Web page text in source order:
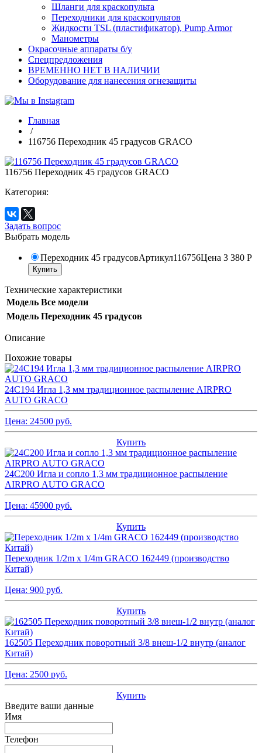
Шланги для краскопульта
Переходники для краскопультов
Жидкости TSL (пластификатор), Pump Armor
Манометры
Окрасочные аппараты б/у
Спецпредложения
ВРЕМЕННО НЕТ В НАЛИЧИИ
Оборудование для нанесения огнезащиты
Главная
/
116756 Переходник 45 градусов GRACO
116756 Переходник 45 градусов GRACO
Категория:
Задать вопрос
Выбрать модель
Переходник 45 градусовАртикул116756Цена 3 380 Р
Технические характеристики
Модель Все модели
Модель Переходник 45 градусов
Описание
Похожие товары
24C194 Игла 1,3 мм традиционное распыление AIRPRO
AUTO GRACO
Цена: 24500 руб.
Купить
24C200 Игла и сопло 1,3 мм традиционное распыление
AIRPRO AUTO GRACO
Цена: 45900 руб.
Купить
Переходник 1/2m x 1/4m GRACO 162449 (производство
Китай)
Цена: 900 руб.
Купить
162505 Переходник поворотный 3/8 внеш-1/2 внутр (аналог
Китай)
Цена: 2500 руб.
Купить
Введите ваши данные
Имя
Телефон